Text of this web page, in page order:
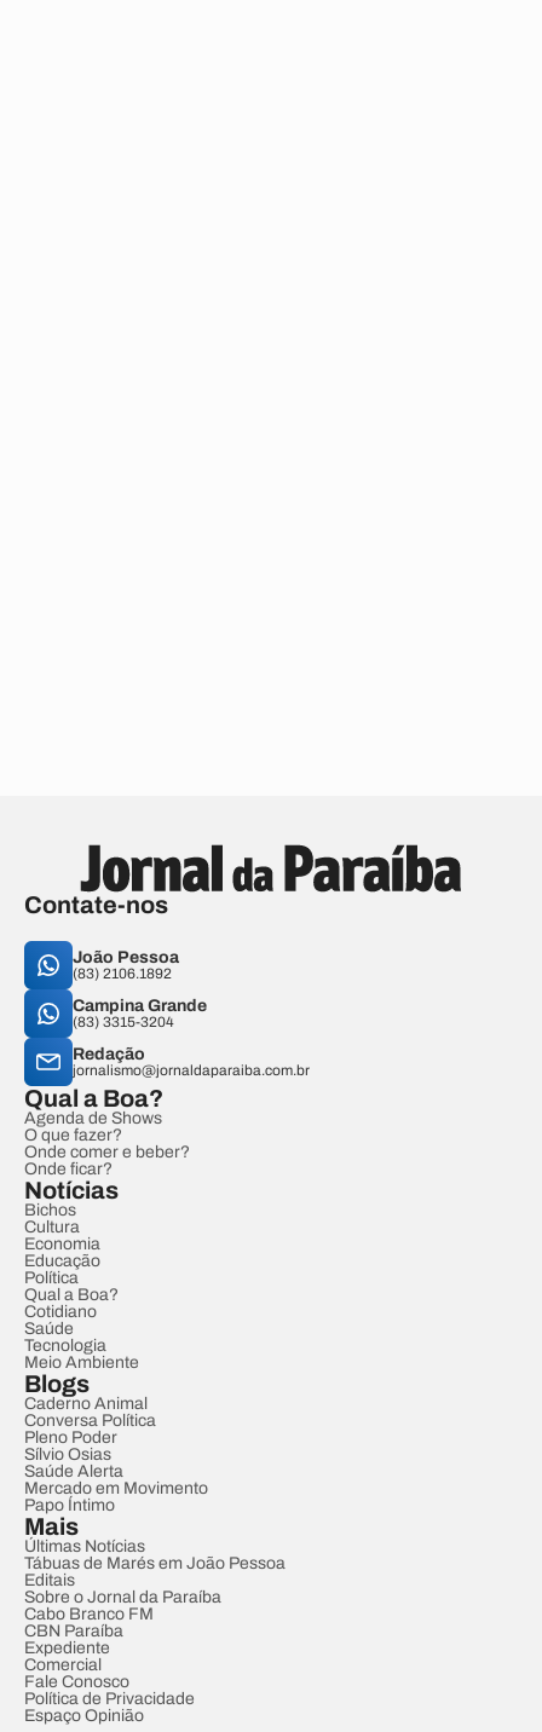
Contate-nos
João Pessoa
(83) 2106.1892
Campina Grande
(83) 3315-3204
Redação
jornalismo@jornaldaparaiba.com.br
Qual a Boa?
Agenda de Shows
O que fazer?
Onde comer e beber?
Onde ficar?
Notícias
Bichos
Cultura
Economia
Educação
Política
Qual a Boa?
Cotidiano
Saúde
Tecnologia
Meio Ambiente
Blogs
Caderno Animal
Conversa Política
Pleno Poder
Sílvio Osias
Saúde Alerta
Mercado em Movimento
Papo Íntimo
Mais
Últimas Notícias
Tábuas de Marés em João Pessoa
Editais
Sobre o Jornal da Paraíba
Cabo Branco FM
CBN Paraíba
Expediente
Comercial
Fale Conosco
Política de Privacidade
Espaço Opinião